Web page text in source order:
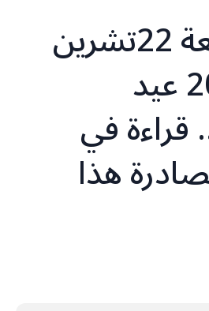
اليوم الجمعة 22تشرين
الثاني 2024 عيد
قراءة في
هذا